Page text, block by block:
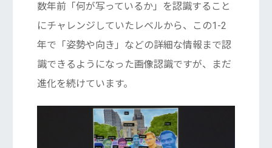
数年前「何が写っているか」を認識すること
にチャレンジしていたレベルから、この1-2
年で「姿勢や向き」などの詳細な情報まで認
識できるようになった画像認識ですが、まだ
進化を続けています。